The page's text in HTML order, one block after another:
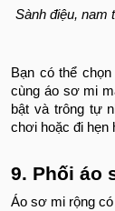
Sành điệu, nam
Bạn có thể
cùng áo sơ mi
bật và trông tự
chơi hoặc đi hẹn
9. Phối áo
Áo sơ mi rộng